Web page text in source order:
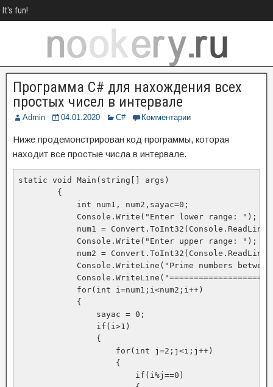
It's fun!
Программа C# для нахождения всех
простых чисел в интервале
Admin 04.01.2020 C# Комментарии
Ниже продемонстрирован код программы, которая
находит все простые числа в интервале.
static void Main(string[] args)
        {
            int num1, num2,sayac=0;
            Console.Write("Enter lower range: ");
num1 =
            Console.Write("Enter upper range: ");
num2 =
Console.WriteLine("Prime numbers
            for(int i=num1;i<num2;i++)
            {
                sayac = 0;
                if(i>1)
                {
                    for(int j=2;j<i;j++)
                    {
                        if(i%j==0)